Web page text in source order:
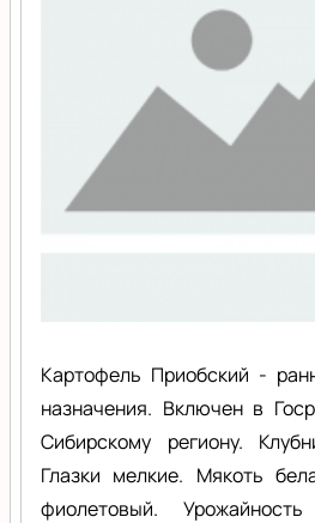
Картофель Приобский -
назначения. Включен в
Сибирскому региону.
Глазки мелкие. Мякоть
фиолетовый.